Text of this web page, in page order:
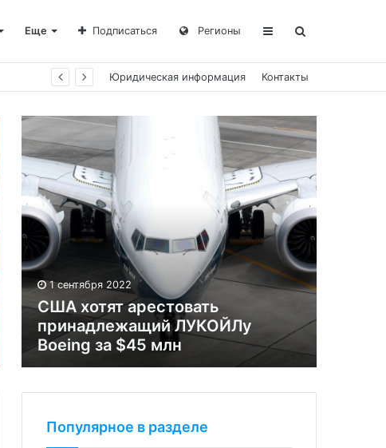
Еще Подписаться Регионы
Юридическая информация Контакты
1 сентября 2022
США хотят арестовать
принадлежащий ЛУКОЙЛу
Boeing за $45 млн
Популярное в разделе